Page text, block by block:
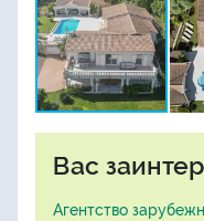
Вас
Агентство